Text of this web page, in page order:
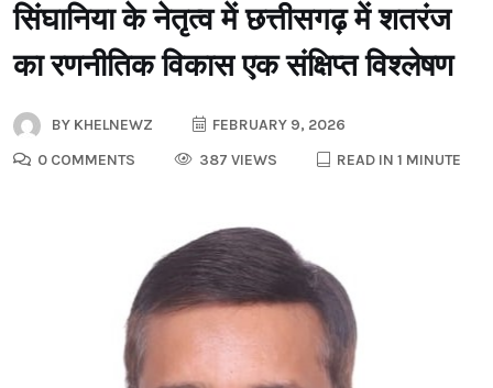
सिंघानिया के नेतृत्व में छत्तीसगढ़ में शतरंज
का रणनीतिक विकास एक संक्षिप्त विश्लेषण
BY KHELNEWZ
FEBRUARY 9, 2026
0 COMMENTS
387 VIEWS READ IN 1 MINUTE